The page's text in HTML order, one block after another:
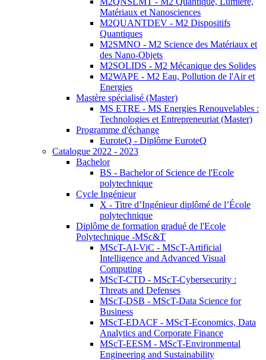
Matériaux et Nanosciences
M2QUANTDEV - M2 Dispositifs
Quantiques
M2SMNO - M2 Science des Matériaux et
des Nano-Objets
M2SOLIDS - M2 Mécanique des Solides
M2WAPE - M2 Eau, Pollution de l'Air et
Energies
Mastère spécialisé (Master)
MS ETRE - MS Energies Renouvelables :
Technologies et Entrepreneuriat (Master)
Programme d'échange
EuroteQ - Diplôme EuroteQ
Catalogue 2022 - 2023
Bachelor
BS - Bachelor of Science de l'Ecole
polytechnique
Cycle Ingénieur
X - Titre d’Ingénieur diplômé de l’École
polytechnique
Diplôme de formation gradué de l'Ecole
Polytechnique -MSc&T
MScT-AI-ViC - MScT-Artificial
Intelligence and Advanced Visual
Computing
MScT-CTD - MScT-Cybersecurity :
Threats and Defenses
MScT-DSB - MScT-Data Science for
Business
MScT-EDACF - MScT-Economics, Data
Analytics and Corporate Finance
MScT-EESM - MScT-Environmental
Engineering and Sustainability